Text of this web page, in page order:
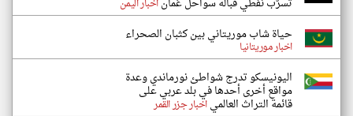
اخبار اليمن
حياة شاب موريتاني بين كثبان الصحراء
اخبار موريتانيا
اليونيسكو تدرج شواطئ نورماندي وعدة
مواقع أخرى أحدها في بلد عربي على
قائمة التراث العالمياخبار جزر القمر